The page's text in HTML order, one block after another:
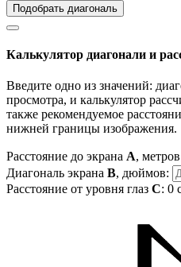
Подобрать диагональ
Калькулятор диагонали и
Введите одно из значений:
просмотра, и калькулятор
также рекомендуемое
нижней границы изображения.
Расстояние до экрана A,
Диагональ экрана B, дюймов:
Расстояние от уровня глаз C: 0